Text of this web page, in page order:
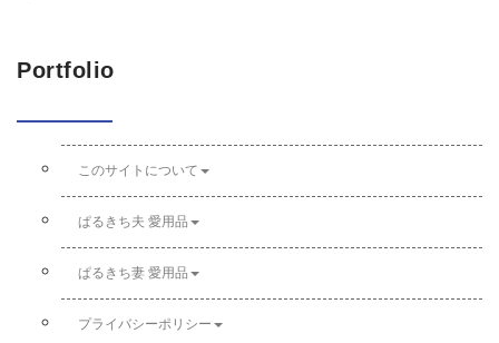
Portfolio
このサイトについて
ぱるきち夫 愛用品
ぱるきち妻 愛用品
プライバシーポリシー